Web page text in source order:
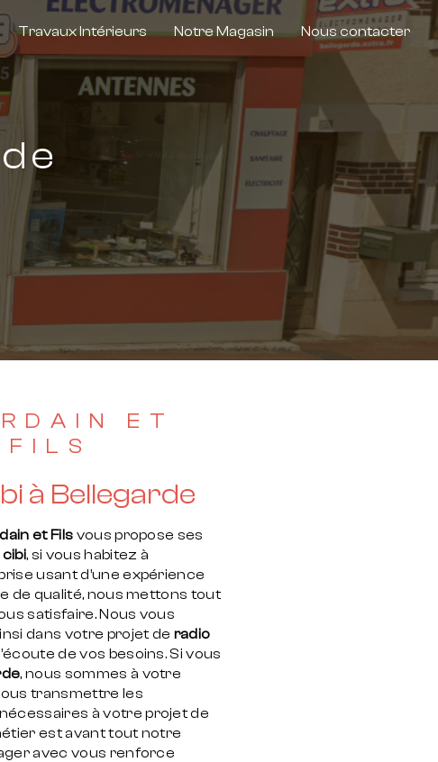
Travaux Intérieurs Notre Magasin Nous contacter
ET
FILS
à Bellegarde
et Fils vous propose ses
, si vous habitez à
usant d’une expérience
de qualité, nous mettons tout
satisfaire. Nous vous
dans votre projet de radio
de vos besoins. Si vous
, nous sommes à votre
transmettre les
à votre projet de
est avant tout notre
avec vous renforce